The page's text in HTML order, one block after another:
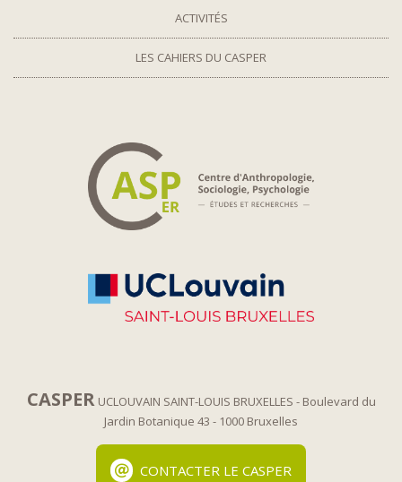
ACTIVITÉS
LES CAHIERS DU CASPER
CASPER UCLOUVAIN SAINT-LOUIS BRUXELLES - Boulevard du
Jardin Botanique 43 - 1000 Bruxelles
CONTACTER LE CASPER